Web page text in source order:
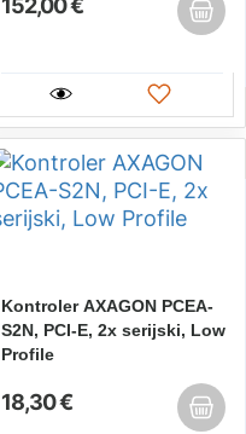
Kontroler AXAGON PCEA-
S2N, PCI-E, 2x serijski, Low
Profile
18,30 €